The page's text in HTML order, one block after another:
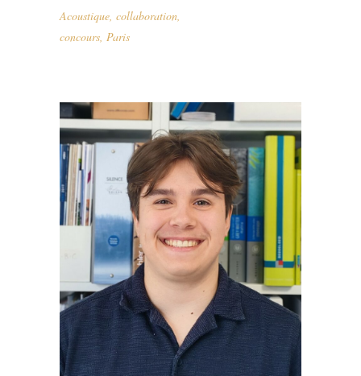
Acoustique, collaboration,
concours, Paris